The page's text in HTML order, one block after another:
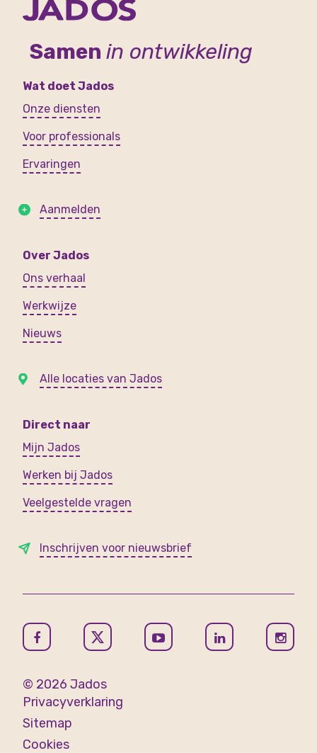
Samen in ontwikkeling
Wat doet Jados
Onze diensten
Voor professionals
Ervaringen
Aanmelden
Over Jados
Ons verhaal
Werkwijze
Nieuws
Alle locaties van Jados
Direct naar
Mijn Jados
Werken bij Jados
Veelgestelde vragen
Inschrijven voor nieuwsbrief
© 2026 Jados
Privacyverklaring
Sitemap
Cookies